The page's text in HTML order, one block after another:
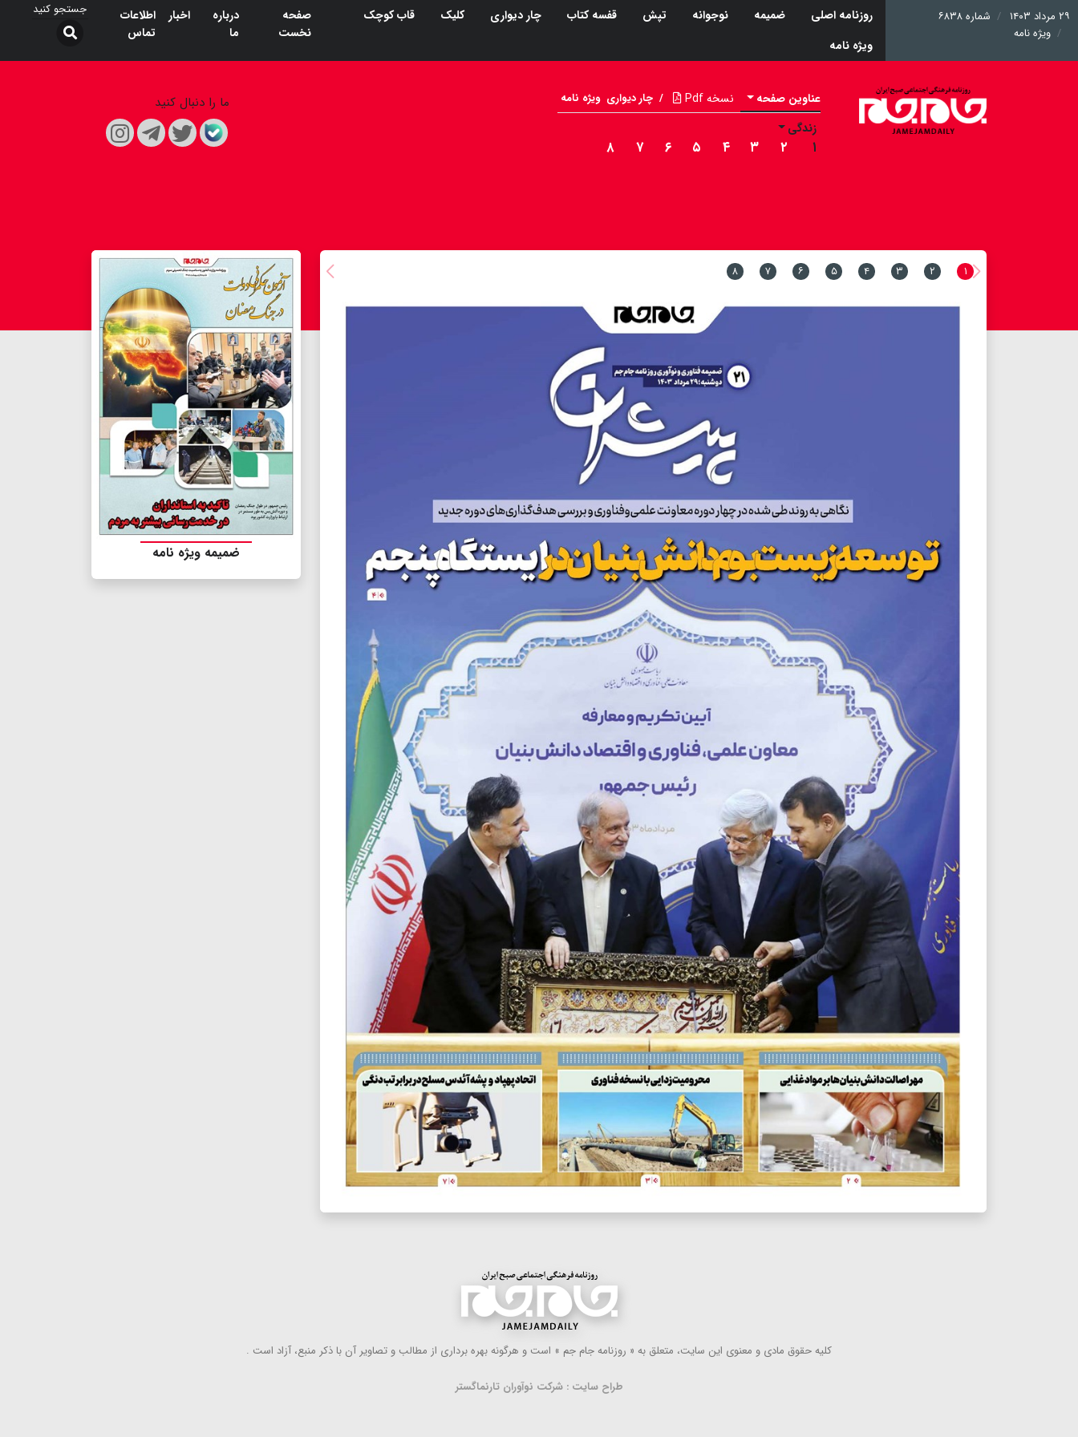
۲۹ مرداد ۱۴۰۳
شماره ۶۸۳۸
ویژه نامه
روزنامه اصلی ضمیمه نوجوانه تپش قفسه کتاب چار دیواری کلیک
قاب کوچک
ویژه نامه
صفحه
نخست
درباره
ما
اخبار
اطلاعات
تماس
عناوین صفحه نسخه Pdf / چار دیواری ویژه نامه
زندگی
۱ ۲ ۳ ۴ ۵ ۶ ۷ ۸
ما را دنبال کنید
۱ ۲ ۳ ۴ ۵ ۶ ۷ ۸
ضمیمه ویژه نامه
كلیه حقوق مادی و معنوی این سایت، متعلق به « روزنامه جام جم » است و هرگونه بهره ‌برداری از مطالب و تصاویر آن با ذكر منبع، آزاد است .
طراح سایت : شرکت نوآوران تارنماگستر